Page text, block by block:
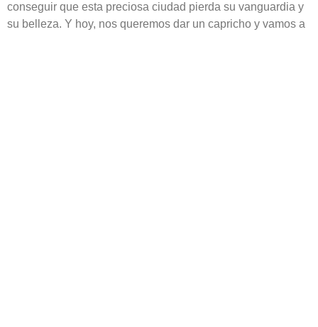
conseguir que esta preciosa ciudad pierda su vanguardia y
su belleza. Y hoy, nos queremos dar un capricho y vamos a